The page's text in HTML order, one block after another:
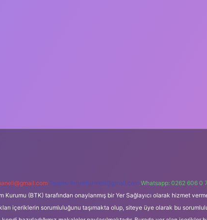
Teams: forumhizmeti@gmail.com Whatsapp: 0262 606 0
Kurumu (BTK) tarafından onaylanmış bir Yer Sağlayıcı olarak hizmet
içeriklerin sorumluluğunu taşımakta olup, siteye üye olarak bu